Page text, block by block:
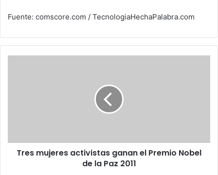
Fuente: comscore.com / TecnologiaHechaPalabra.com
la
PazTres mujeres activistas ganan el Premio Nobel
de la Paz 2011